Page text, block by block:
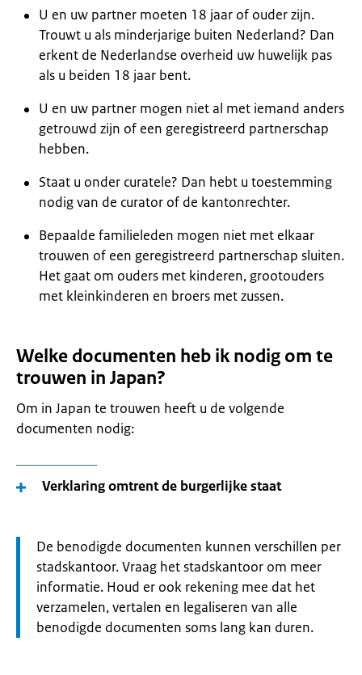
U en uw partner moeten 18 jaar of ouder zijn.
Trouwt u als minderjarige buiten Nederland? Dan
erkent de Nederlandse overheid uw huwelijk pas
als u beiden 18 jaar bent.
U en uw partner mogen niet al met iemand anders
getrouwd zijn of een geregistreerd partnerschap
hebben.
Staat u onder curatele? Dan hebt u toestemming
nodig van de curator of de kantonrechter.
Bepaalde familieleden mogen niet met elkaar
trouwen of een geregistreerd partnerschap sluiten.
Het gaat om ouders met kinderen, grootouders
met kleinkinderen en broers met zussen.
Welke documenten heb ik nodig om te
trouwen in Japan?
Om in Japan te trouwen heeft u de volgende
documenten nodig:
Verklaring omtrent de burgerlijke staat
Let
op:
De benodigde documenten kunnen verschillen per
stadskantoor. Vraag het stadskantoor om meer
informatie. Houd er ook rekening mee dat het
verzamelen, vertalen en legaliseren van alle
benodigde documenten soms lang kan duren.